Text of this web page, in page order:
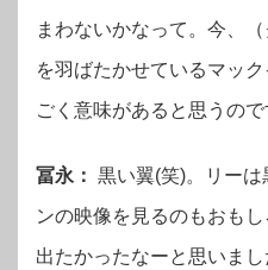
まわないかなって。今、
を羽ばたかせているマッ
ごく意味があると思うので
冨永： 黒い翼(笑)。リーは
ンの映像を見るのもおも
出たかったなーと思いまし